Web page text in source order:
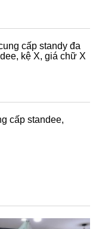
cấp standy đa
kệ X, giá chữ X
cấp standee,